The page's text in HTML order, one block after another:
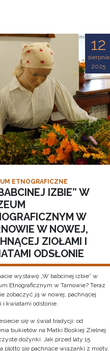
12
sierpnia
2025
ETNOGRAFICZNE
IZBIE” W
W
W NOWEJ,
ZIOŁAMI I
ODSŁONIE
wystawę „W babcinej izbie” w
Etnograficznym w Tarnowie? Teraz
zobaczyć ją w nowej, pachnącej
i kwiatami odsłonie.
się w świat tradycji: od
bukietów na Matki Boskiej Zielnej
dożynki. Jak przed laty 15
plotło się pachnące wiązanki z mięty,